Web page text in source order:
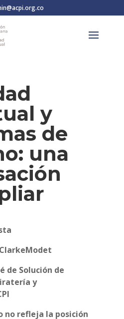
y
de
una
de Solución de
y
no refleja la posición